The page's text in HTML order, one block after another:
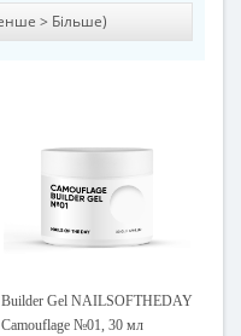
Builder Gel NAILSOFTHEDAY
Camouflage №01, 30 мл